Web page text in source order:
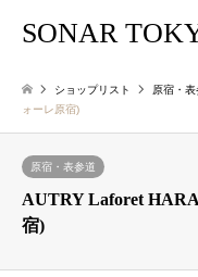
SONAR
ショップリスト 原宿・表
ォーレ原宿)
原宿・表参道
AUTRY Laforet
宿)